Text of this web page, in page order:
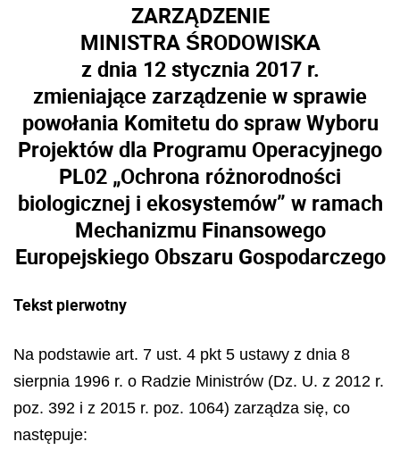
ZARZĄDZENIE
MINISTRA ŚRODOWISKA
z dnia 12 stycznia 2017 r.
zmieniające zarządzenie w sprawie
powołania Komitetu do spraw Wyboru
Projektów dla Programu Operacyjnego
PL02 „Ochrona różnorodności
biologicznej i ekosystemów” w ramach
Mechanizmu Finansowego
Europejskiego Obszaru Gospodarczego
Tekst pierwotny
Na podstawie art. 7 ust. 4 pkt 5 ustawy z dnia 8
sierpnia 1996 r. o Radzie Ministrów (Dz. U. z 2012 r.
poz. 392 i z 2015 r. poz. 1064) zarządza się, co
następuje: